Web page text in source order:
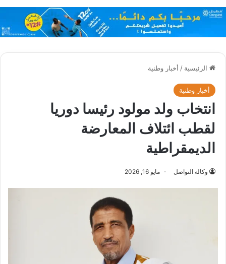
الرئيسية / أخبار وطنية
أخبار وطنية
انتخاب ولد مولود رئيسا دوريا
لقطب ائتلاف المعارضة
الديمقراطية
وكالة التواصل مايو 16, 2026